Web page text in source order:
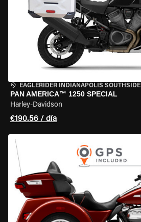
EAGLERIDER INDIANAPOLIS SOUTHSIDE
PAN AMERICA™ 1250 SPECIAL
Harley-Davidson
€190.56 / día